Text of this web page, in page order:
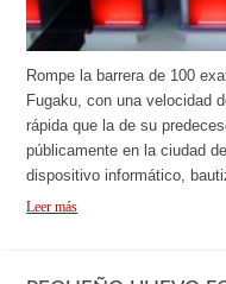
Rompe la barrera de 100
Fugaku, con una velocidad
rápida que la de su
públicamente en la ciudad
dispositivo informático,
Leer más